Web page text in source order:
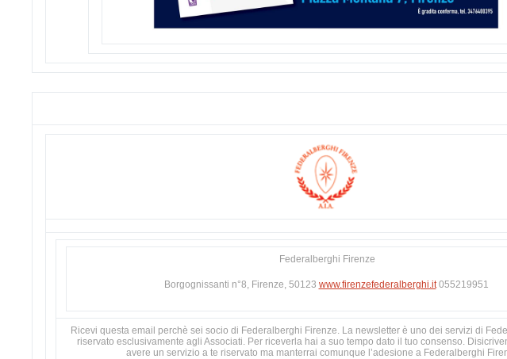
Federalberghi Firenze
Borgognissanti n°8, Firenze, 50123 www.firenzefederalberghi.it055219951
Ricevi questa email perchè sei socio di Federalberghi Firenze. La newsletter è uno dei servizi di
riservato esclusivamente agli Associati. Per riceverla hai a suo tempo dato il tuo consenso.
avere un servizio a te riservato ma manterrai comunque l’adesione a Federalberghi